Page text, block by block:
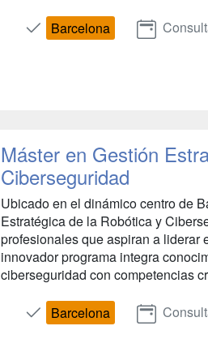
Barcelona
Máster en Gestión
Ciberseguridad
Ubicado en el dinámico centro de
Estratégica de la Robótica y
profesionales que aspiran a liderar
innovador programa integra
ciberseguridad con competencias
Barcelona